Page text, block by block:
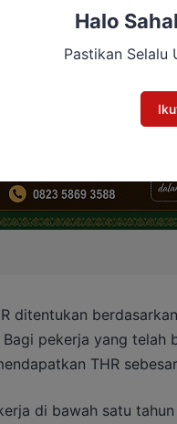
ditentukan
pekerja yang telah
THR
di bawah satu
Halo
Pastikan Selalu